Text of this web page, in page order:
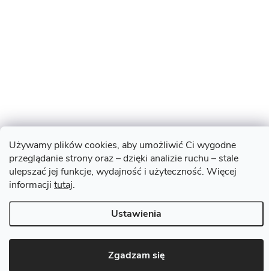
Używamy plików cookies, aby umożliwić Ci wygodne
przeglądanie strony oraz – dzięki analizie ruchu – stale
ulepszać jej funkcje, wydajność i użyteczność. Więcej
informacji tutaj.
Ustawienia
Zgadzam się